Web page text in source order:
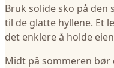
Bruk solide sko på den
til de glatte hyllene. Et
det enklere å holde
Midt på sommeren